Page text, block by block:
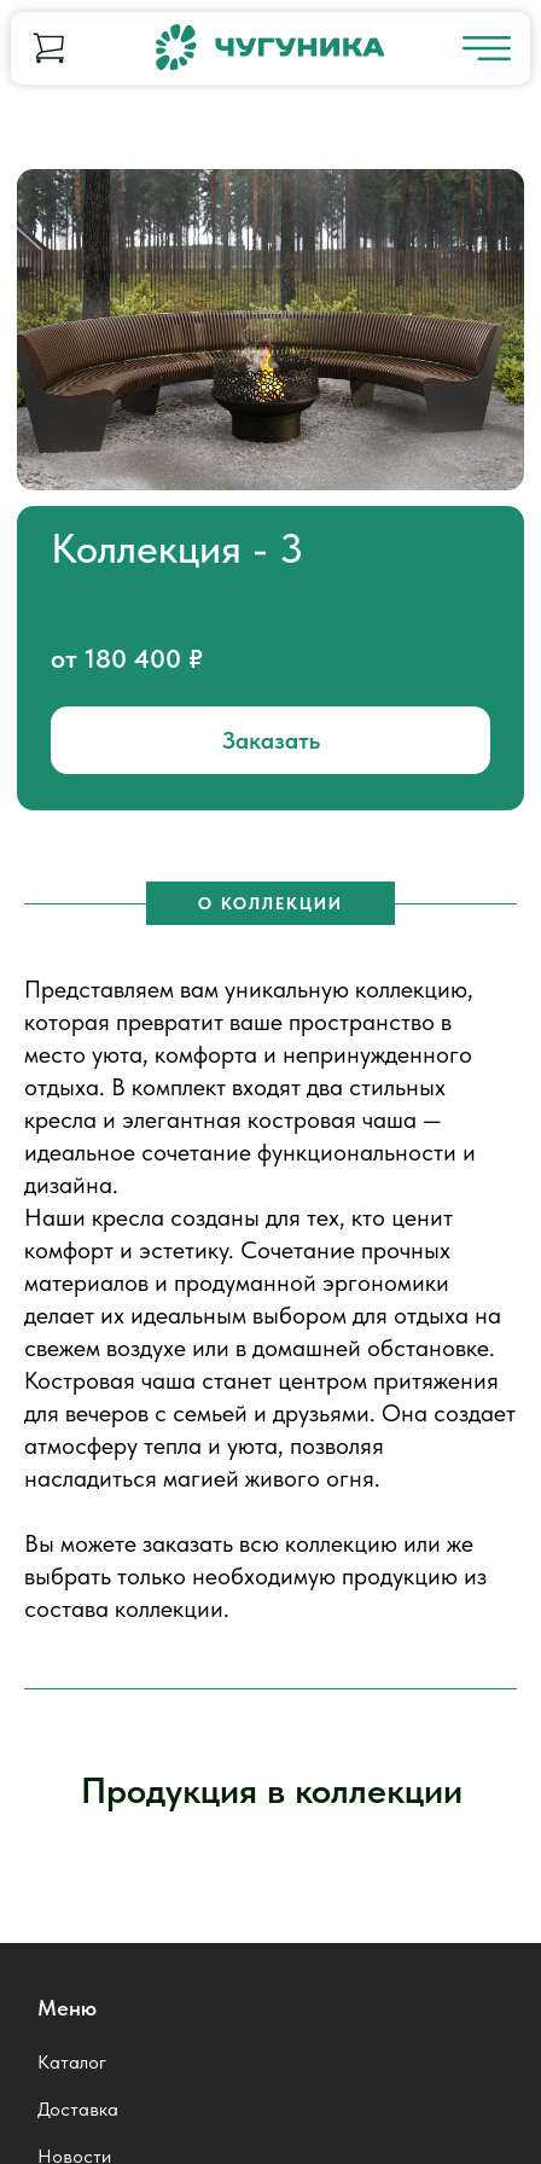
Коллекция - 3
от 180 400 ₽
О КОЛЛЕКЦИИ
Представляем вам уникальную коллекцию,
которая превратит ваше пространство в
место уюта, комфорта и непринужденного
отдыха. В комплект входят два стильных
кресла и элегантная костровая чаша —
идеальное сочетание функциональности и
дизайна.
Наши кресла созданы для тех, кто ценит
комфорт и эстетику. Сочетание прочных
материалов и продуманной эргономики
делает их идеальным выбором для отдыха на
свежем воздухе или в домашней обстановке.
Костровая чаша станет центром притяжения
для вечеров с семьей и друзьями. Она создает
атмосферу тепла и уюта, позволяя
насладиться магией живого огня.
Вы можете заказать всю коллекцию или же
выбрать только необходимую продукцию из
состава коллекции.
Продукция в коллекции
Меню
Каталог
Доставка
Новости